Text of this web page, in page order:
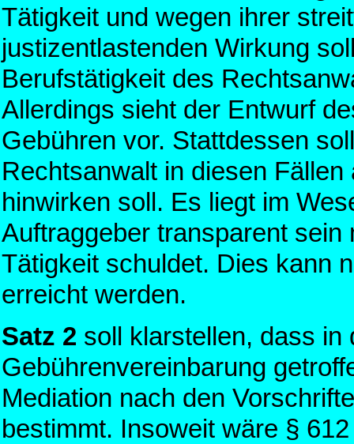
Tätigkeit und wegen ihrer
justizentlastenden Wirkung
Berufstätigkeit des
Allerdings sieht der Entwurf
Gebühren vor. Stattdessen
Rechtsanwalt in diesen
hinwirken soll. Es liegt im
Auftraggeber transparent
Tätigkeit schuldet. Dies kann
erreicht werden.
Satz 2 soll klarstellen, dass in
Gebührenvereinbarung
Mediation nach den
bestimmt. Insoweit wäre §